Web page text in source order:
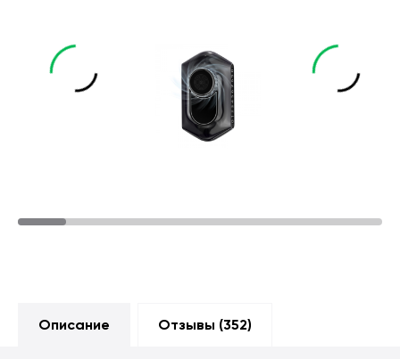
Описание Отзывы (352)